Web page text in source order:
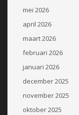
mei 2026
april 2026
maart 2026
februari 2026
januari 2026
december 2025
november 2025
oktober 2025